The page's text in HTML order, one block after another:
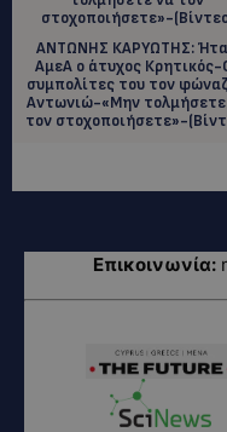
ΑΝΤΩΝΗΣ ΚΑΡΥΩΤΗΣ:
ΑμεΑ ο άτυχος Κρητικός-
συμπολίτες του τον
Αντωνιώ-«Μην
τον στοχοποιήσετε»-
Επικοινωνία: